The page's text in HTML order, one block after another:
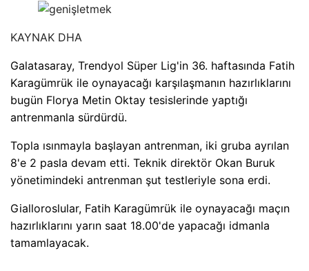
KAYNAK DHA
Galatasaray, Trendyol Süper Lig'in 36. haftasında Fatih
Karagümrük ile oynayacağı karşılaşmanın hazırlıklarını
bugün Florya Metin Oktay tesislerinde yaptığı
antrenmanla sürdürdü.
Topla ısınmayla başlayan antrenman, iki gruba ayrılan
8'e 2 pasla devam etti. Teknik direktör Okan Buruk
yönetimindeki antrenman şut testleriyle sona erdi.
Gialloroslular, Fatih Karagümrük ile oynayacağı maçın
hazırlıklarını yarın saat 18.00'de yapacağı idmanla
tamamlayacak.